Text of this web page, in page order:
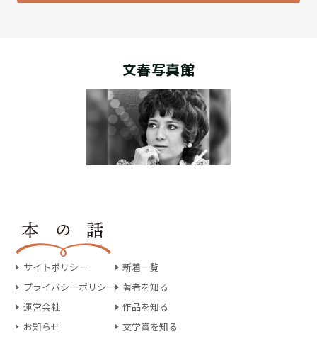
文春写真館
サイトポリシー
プライバシーポリシー
運営会社
お知らせ
新着一覧
著者を知る
作品を知る
文学賞を知る